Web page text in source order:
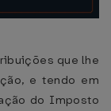
que lhe
e tendo em
do Imposto